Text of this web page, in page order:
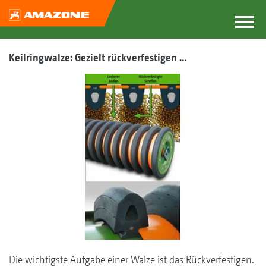
Keilringwalze: Gezielt rückverfestigen …
Die wichtigste Aufgabe einer Walze ist das Rückverfestigen.